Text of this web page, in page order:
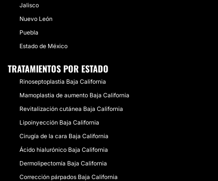
Jalisco
Nuevo León
Puebla
Estado de México
TRATAMIENTOS POR ESTADO
Rinoseptoplastia Baja California
Mamoplastia de aumento Baja California
Revitalización cutánea Baja California
Lipoinyección Baja California
Cirugía de la cara Baja California
Ácido hialurónico Baja California
Dermolipectomía Baja California
Corrección párpados Baja California